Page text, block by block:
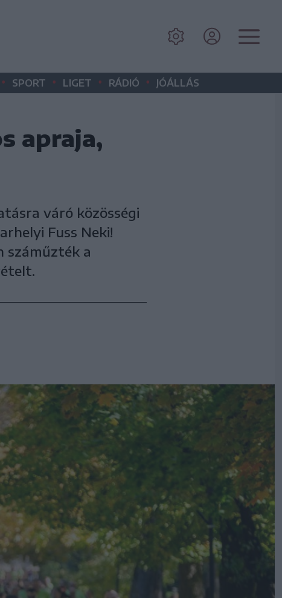
• SPORT • LIGET • RÁDIÓ • JÓÁLLÁS
apraja,
váró közösségi
Fuss Neki!
száműzték a